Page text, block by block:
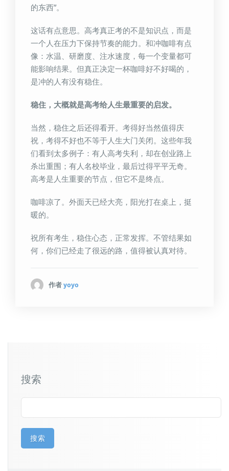
的东西”。
这话有点意思。高考真正考的不是知识点，而是
一个人在压力下保持节奏的能力。和冲咖啡有点
像：水温、研磨度、注水速度，每一个变量都可
能影响结果。但真正决定一杯咖啡好不好喝的，
是冲的人有没有稳住。
稳住，大概就是高考给人生最重要的启发。
当然，稳住之后还得看开。考得好当然值得庆
祝，考得不好也不等于人生大门关闭。这些年我
们看到太多例子：有人高考失利，却在创业路上
杀出重围；有人名校毕业，最后过得平平无奇。
高考是人生重要的节点，但它不是终点。
咖啡凉了。外面天已经大亮，阳光打在桌上，挺
暖的。
祝所有考生，稳住心态，正常发挥。不管结果如
何，你们已经走了很远的路，值得被认真对待。
作者 yoyo
搜索
搜索